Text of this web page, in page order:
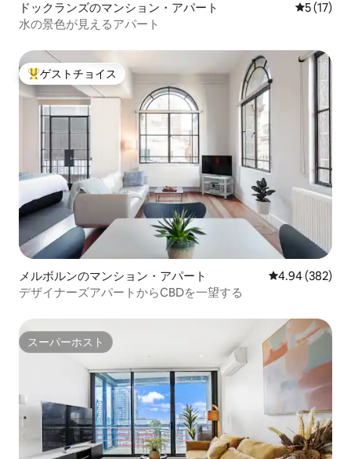
ドックランズのマンション・アパート レビュー
5 (17)
水の景色が見えるアパート
大好評のゲストチョイスです。
ゲストチョイス
メルボルンのマンション・アパート レビュー382
4.94 (382)
デザイナーズアパートからCBDを一望する
スーパーホスト
スーパーホスト